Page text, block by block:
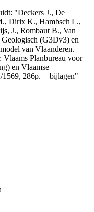
"Deckers J., De
Dirix K., Hambsch L.,
J., Rombaut B., Van
(G3Dv3) en
van Vlaanderen.
Vlaams Planbureau voor
en Vlaamse
286p. + bijlagen"